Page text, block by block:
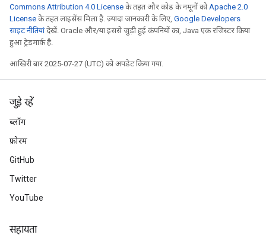
Commons Attribution 4.0 License के तहत और कोड के नमूनों कोApache 2.0
License के तहत लाइसेंस मिला है. ज़्यादा जानकारी के लिए, Google Developers
साइट नीतियांदेखें. Oracle और/या इससे जुड़ी हुई कंपनियों का, Java एक रजिस्टर किया
हुआ ट्रेडमार्क है.
आखिरी बार 2025-07-27 (UTC) को अपडेट किया गया.
जुड़े रहें
ब्लॉग
फ़ोरम
GitHub
Twitter
YouTube
सहायता